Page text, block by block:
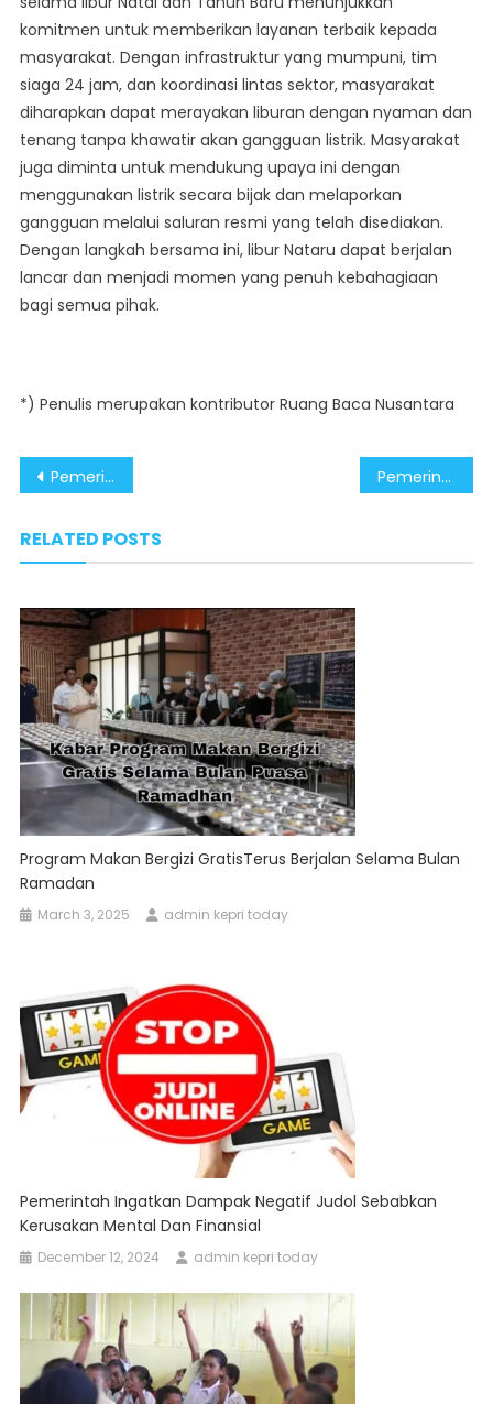
komitmen untuk memberikan layanan terbaik kepada
masyarakat. Dengan infrastruktur yang mumpuni, tim
siaga 24 jam, dan koordinasi lintas sektor, masyarakat
diharapkan dapat merayakan liburan dengan nyaman dan
tenang tanpa khawatir akan gangguan listrik. Masyarakat
juga diminta untuk mendukung upaya ini dengan
menggunakan listrik secara bijak dan melaporkan
gangguan melalui saluran resmi yang telah disediakan.
Dengan langkah bersama ini, libur Nataru dapat berjalan
lancar dan menjadi momen yang penuh kebahagiaan
bagi semua pihak.
*) Penulis merupakan kontributor Ruang Baca Nusantara
Post
Pemerintah Pastikan Sistem Transportasi Siap Hadapi Libur Tahun Baru 2025 Pemerintah Mitigasi Resiko Kemacetan di Jalur Wisata Saat Libur Tahun Baru 2025
RELATED POSTS
Program Makan Bergizi GratisTerus Berjalan Selama Bulan
Ramadan
March 3, 2025 admin kepri today
Pemerintah Ingatkan Dampak Negatif Judol Sebabkan
Kerusakan Mental Dan Finansial
December 12, 2024 admin kepri today